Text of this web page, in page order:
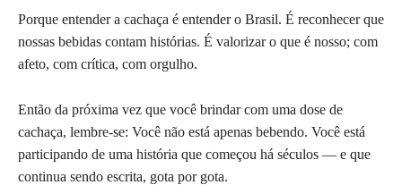
Porque entender a cachaça é entender o Brasil. É reconhecer que
nossas bebidas contam histórias. É valorizar o que é nosso; com
afeto, com crítica, com orgulho.
Então da próxima vez que você brindar com uma dose de
cachaça, lembre-se: Você não está apenas bebendo. Você está
participando de uma história que começou há séculos — e que
continua sendo escrita, gota por gota.